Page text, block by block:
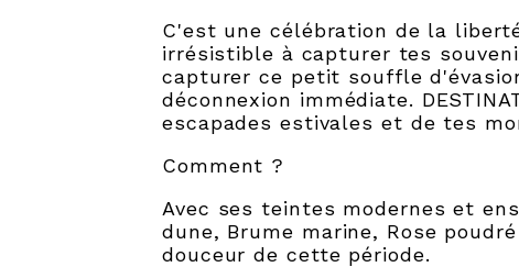
C'est une célébration de la
irrésistible à capturer tes
capturer ce petit souffle
déconnexion immédiate.
escapades estivales et de tes
Comment ?
Avec ses teintes modernes et
dune, Brume marine, Rose
douceur de cette période.